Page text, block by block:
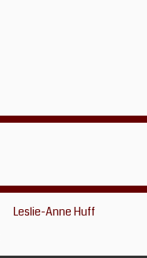
Leslie-Anne Huff